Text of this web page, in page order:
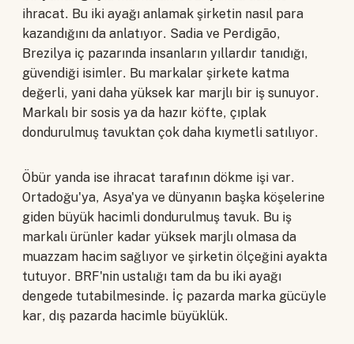
ihracat. Bu iki ayağı anlamak şirketin nasıl para
kazandığını da anlatıyor. Sadia ve Perdigão,
Brezilya iç pazarında insanların yıllardır tanıdığı,
güvendiği isimler. Bu markalar şirkete katma
değerli, yani daha yüksek kar marjlı bir iş sunuyor.
Markalı bir sosis ya da hazır köfte, çıplak
dondurulmuş tavuktan çok daha kıymetli satılıyor.
Öbür yanda ise ihracat tarafının dökme işi var.
Ortadoğu'ya, Asya'ya ve dünyanın başka köşelerine
giden büyük hacimli dondurulmuş tavuk. Bu iş
markalı ürünler kadar yüksek marjlı olmasa da
muazzam hacim sağlıyor ve şirketin ölçeğini ayakta
tutuyor. BRF'nin ustalığı tam da bu iki ayağı
dengede tutabilmesinde. İç pazarda marka gücüyle
kar, dış pazarda hacimle büyüklük.